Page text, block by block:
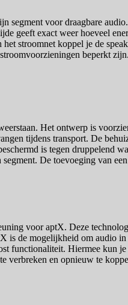
voor draagbare
geeft exact weer hoeveel
stroomnet koppel je de
beperkt zijn.
Het ontwerp is
tijdens transport. De
is tegen druppelend
De toevoeging van
voor aptX. Deze
de mogelijkheid om audio
functionaliteit. Hiermee kun
verbreken en opnieuw te